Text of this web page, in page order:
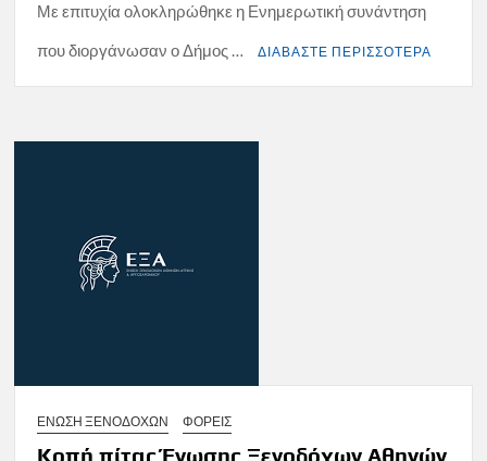
Με επιτυχία ολοκληρώθηκε η Ενημερωτική συνάντηση
που διοργάνωσαν ο Δήμος …
ΔΙΑΒΑΣΤΕ ΠΕΡΙΣΣΟΤΕΡΑ
ΕΝΩΣΗ ΞΕΝΟΔΟΧΩΝ ΦΟΡΕΙΣ
Κοπή πίτας Ένωσης Ξενοδόχων Αθηνών